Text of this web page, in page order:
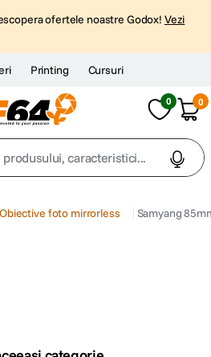
ofertele noastre Godox! Vezi
Printing Cursuri
0 0
caracteristici...
Obiective foto mirrorless Samyang